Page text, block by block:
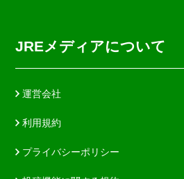
JREメディアについて
運営会社
利用規約
プライバシーポリシー